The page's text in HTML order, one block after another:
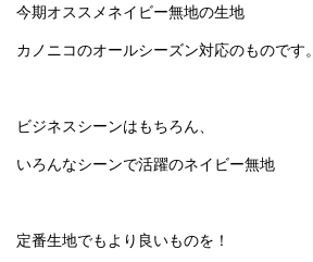
今期オススメネイビー無地の生地
カノニコのオールシーズン対応のものです。
ビジネスシーンはもちろん、
いろんなシーンで活躍のネイビー無地
定番生地でもより良いものを！